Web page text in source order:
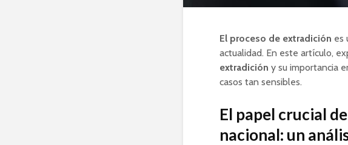
El proceso de extradición es
actualidad. En este artículo,
extradición y su importancia
casos tan sensibles.
El papel crucial
nacional: un